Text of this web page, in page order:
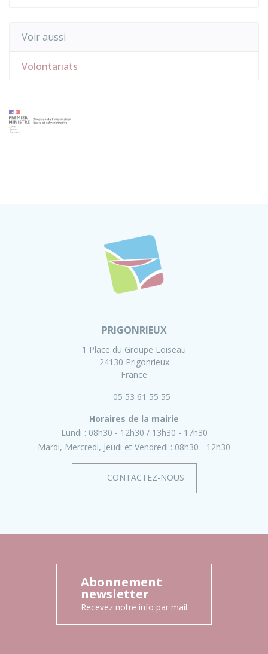
Voir aussi
Volontariats
PRIGONRIEUX
1 Place du Groupe Loiseau
24130 Prigonrieux
France
05 53 61 55 55
Horaires de la mairie
Lundi : 08h30 - 12h30
13h30 - 17h30
Mardi, Mercredi, Jeudi et Vendredi : 08h30 - 12h30
CONTACTEZ-NOUS
Abonnement
newsletter
Recevez notre info par mail